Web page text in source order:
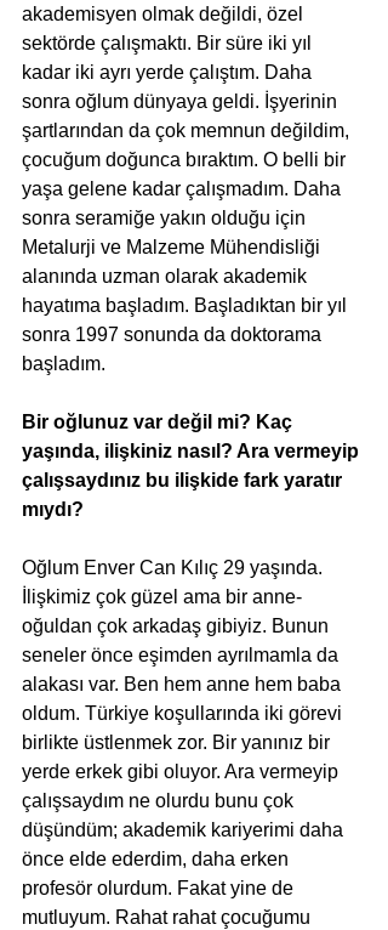
akademisyen olmak değildi, özel
sektörde çalışmaktı. Bir süre iki yıl
kadar iki ayrı yerde çalıştım. Daha
sonra oğlum dünyaya geldi. İşyerinin
şartlarından da çok memnun değildim,
çocuğum doğunca bıraktım. O belli bir
yaşa gelene kadar çalışmadım. Daha
sonra seramiğe yakın olduğu için
Metalurji ve Malzeme Mühendisliği
alanında uzman olarak akademik
hayatıma başladım. Başladıktan bir yıl
sonra 1997 sonunda da doktorama
başladım.
Bir oğlunuz var değil mi? Kaç
yaşında, ilişkiniz nasıl? Ara vermeyip
çalışsaydınız bu ilişkide fark yaratır
mıydı?
Oğlum Enver Can Kılıç 29 yaşında.
İlişkimiz çok güzel ama bir anne-
oğuldan çok arkadaş gibiyiz. Bunun
seneler önce eşimden ayrılmamla da
alakası var. Ben hem anne hem baba
oldum. Türkiye koşullarında iki görevi
birlikte üstlenmek zor. Bir yanınız bir
yerde erkek gibi oluyor. Ara vermeyip
çalışsaydım ne olurdu bunu çok
düşündüm; akademik kariyerimi daha
önce elde ederdim, daha erken
profesör olurdum. Fakat yine de
mutluyum. Rahat rahat çocuğumu